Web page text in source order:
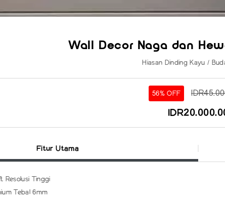
Wall Decor Naga dan
Hiasan Dinding Kayu /
56% OFF
Fitur Utama
Resolusi Tinggi
Tebal 6mm